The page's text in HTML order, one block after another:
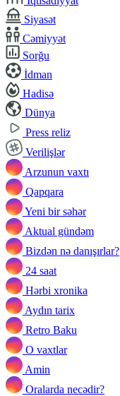
Siyasət
Cəmiyyət
Sorğu
İdman
Hadisə
Dünya
Press reliz
Verilişlər
Arzunun vaxtı
Qapqara
Yeni bir səhər
Aktual gündəm
Bizdən nə danışırlar?
24 saat
Hərbi xronika
Aydın tarix
Retro Baku
O vaxtlar
Amin
Oralarda necədir?